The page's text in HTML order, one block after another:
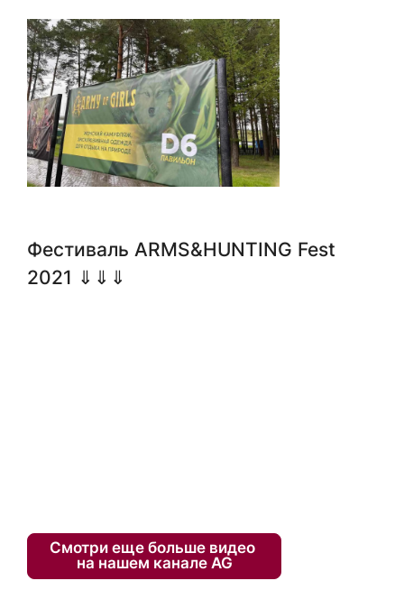
Фестиваль ARMS&HUNTING Fest
2021 ⇓⇓⇓
Смотри еще больше видео
на нашем канале AG